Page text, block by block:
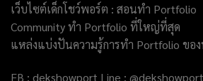
เว็บไซต์เด็กโชว์พอร์ต : สอนทำ Portfolio
Community ทำ Portfolio ที่ใหญ่ที่สุด
แหล่งแบ่งปันความรู้การทำ Portfolio ขอ
FB : dekshowport Line :